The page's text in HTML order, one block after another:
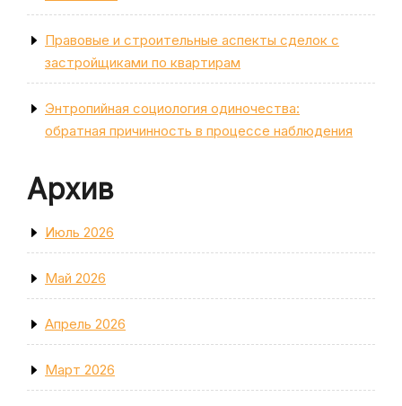
Правовые и строительные аспекты сделок с
застройщиками по квартирам
Энтропийная социология одиночества:
обратная причинность в процессе наблюдения
Архив
Июль 2026
Май 2026
Апрель 2026
Март 2026